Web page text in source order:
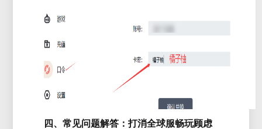
四、常见问题解答：打消全球服畅玩顾虑